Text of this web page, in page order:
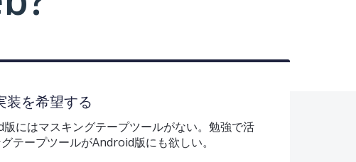
装を希望する
にはマスキングテープツールがない。勉強で活
テープツールがAndroid版にも欲しい。